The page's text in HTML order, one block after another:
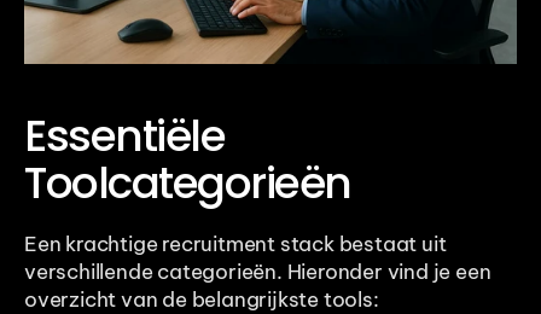
Essentiële
Toolcategorieën
Een krachtige recruitment stack bestaat uit
verschillende categorieën. Hieronder vind je een
overzicht van de belangrijkste tools: